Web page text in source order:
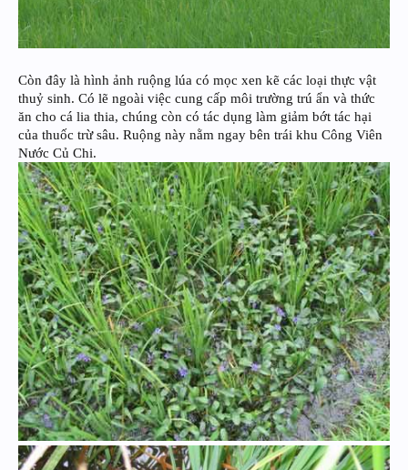
Còn đây là hình ảnh ruộng lúa có mọc xen kẽ các loại thực vật
thuỷ sinh. Có lẽ ngoài việc cung cấp môi trường trú ẩn và thức
ăn cho cá lia thia, chúng còn có tác dụng làm giảm bớt tác hại
của thuốc trừ sâu. Ruộng này nằm ngay bên trái khu Công Viên
Nước Củ Chi.